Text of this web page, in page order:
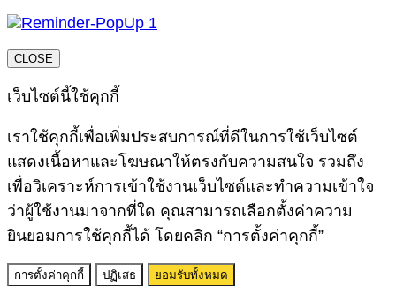
CLOSE
เว็บไซต์นี้ใช้คุกกี้
เราใช้คุกกี้เพื่อเพิ่มประสบการณ์ที่ดีในการใช้เว็บไซต์
แสดงเนื้อหาและโฆษณาให้ตรงกับความสนใจ รวมถึง
เพื่อวิเคราะห์การเข้าใช้งานเว็บไซต์และทำความเข้าใจ
ว่าผู้ใช้งานมาจากที่ใด คุณสามารถเลือกตั้งค่าความ
ยินยอมการใช้คุกกี้ได้ โดยคลิก “การตั้งค่าคุกกี้”
การตั้งค่าคุกกี้ ปฏิเสธ ยอมรับทั้งหมด